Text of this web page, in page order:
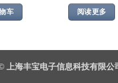
车 阅读更多
上海丰宝电子信息科技有限公